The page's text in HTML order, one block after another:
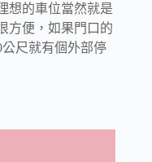
想的車位當然就是
方便，如果門口的
尺就有個外部停